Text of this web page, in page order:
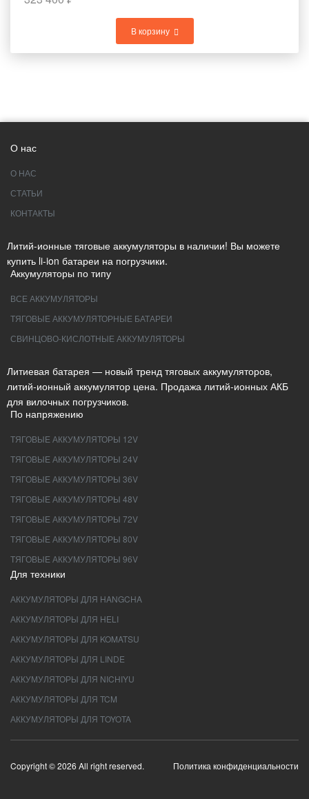
В корзину
О нас
О НАС
СТАТЬИ
КОНТАКТЫ
Литий-ионные тяговые аккумуляторы в наличии! Вы можете
купить li-ion батареи на погрузчики.
Аккумуляторы по типу
ВСЕ АККУМУЛЯТОРЫ
ТЯГОВЫЕ АККУМУЛЯТОРНЫЕ БАТАРЕИ
СВИНЦОВО-КИСЛОТНЫЕ АККУМУЛЯТОРЫ
Литиевая батарея — новый тренд тяговых аккумуляторов,
литий-ионный аккумулятор цена. Продажа литий-ионных АКБ
для вилочных погрузчиков.
По напряжению
ТЯГОВЫЕ АККУМУЛЯТОРЫ 12V
ТЯГОВЫЕ АККУМУЛЯТОРЫ 24V
ТЯГОВЫЕ АККУМУЛЯТОРЫ 36V
ТЯГОВЫЕ АККУМУЛЯТОРЫ 48V
ТЯГОВЫЕ АККУМУЛЯТОРЫ 72V
ТЯГОВЫЕ АККУМУЛЯТОРЫ 80V
ТЯГОВЫЕ АККУМУЛЯТОРЫ 96V
Для техники
АККУМУЛЯТОРЫ ДЛЯ HANGCHA
АККУМУЛЯТОРЫ ДЛЯ HELI
АККУМУЛЯТОРЫ ДЛЯ KOMATSU
АККУМУЛЯТОРЫ ДЛЯ LINDE
АККУМУЛЯТОРЫ ДЛЯ NICHIYU
АККУМУЛЯТОРЫ ДЛЯ TCM
АККУМУЛЯТОРЫ ДЛЯ TOYOTA
Copyright © 2026 All right reserved. Политика конфиденциальности